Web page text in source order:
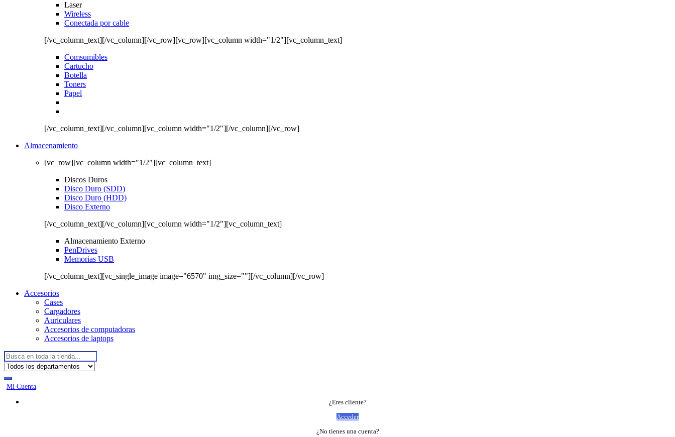
Laser
Wireless
Conectada por cable
[/vc_column_text][/vc_column][/vc_row][vc_row][vc_column width="1/2"][vc_column_text]
Comsumibles
Cartucho
Botella
Toners
Papel
[/vc_column_text][/vc_column][vc_column width="1/2"][/vc_column][/vc_row]
Almacenamiento
[vc_row][vc_column width="1/2"][vc_column_text]
Discos Duros
Disco Duro (SDD)
Disco Duro (HDD)
Disco Externo
[/vc_column_text][/vc_column][vc_column width="1/2"][vc_column_text]
Almacenamiento Externo
PenDrives
Memorias USB
[/vc_column_text][vc_single_image image="6570" img_size=""][/vc_column][/vc_row]
Accesorios
Cases
Cargadores
Auriculares
Accesorios de computadoras
Accesorios de laptops
Buscar:
Mi Cuenta
¿Eres cliente?
Acceder
¿No tienes una cuenta?